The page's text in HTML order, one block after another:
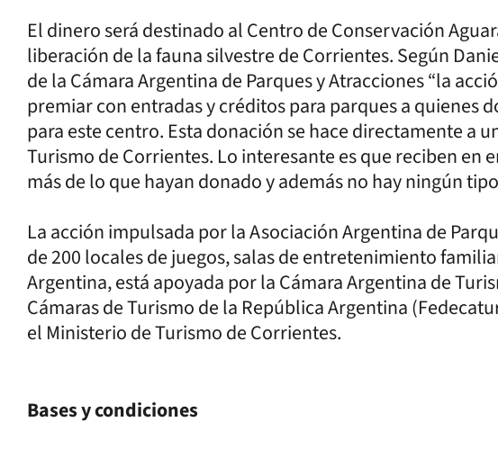
El dinero será destinado al Centro de Conservación
liberación de la fauna silvestre de Corrientes. Según
de la Cámara Argentina de Parques y Atracciones “la
premiar con entradas y créditos para parques a quienes
para este centro. Esta donación se hace directamente a
Turismo de Corrientes. Lo interesante es que reciben en
más de lo que hayan donado y además no hay ningún
La acción impulsada por la Asociación Argentina de
de 200 locales de juegos, salas de entretenimiento
Argentina, está apoyada por la Cámara Argentina de
Cámaras de Turismo de la República Argentina
el Ministerio de Turismo de Corrientes.
Bases y condiciones